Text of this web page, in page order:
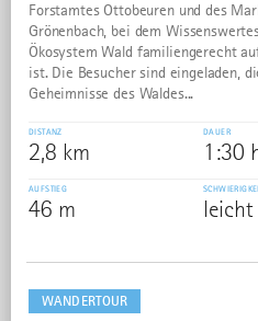
Forstamtes Ottobeuren und des
Grönenbach, bei dem
Ökosystem Wald familiengerecht
ist. Die Besucher sind eingeladen,
Geheimnisse des Waldes...
DISTANZ
2,8 km
DAUER
1:30
AUFSTIEG
46 m leicht
WANDERTOUR
dazu